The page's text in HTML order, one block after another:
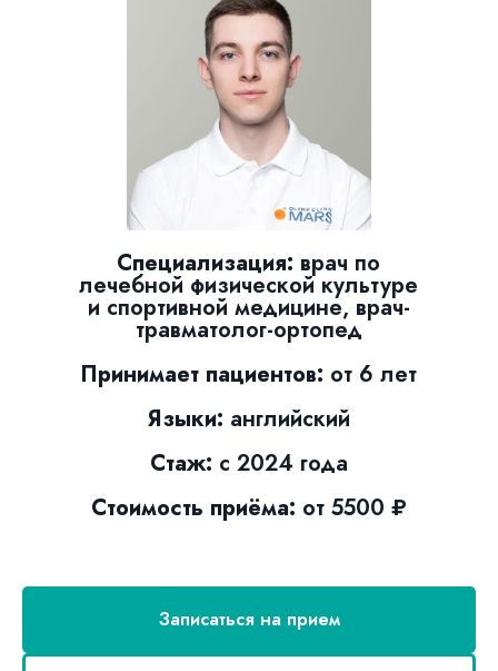
Специализация: врач по
лечебной физической культуре
и спортивной медицине, врач-
травматолог-ортопед
Принимает пациентов: от 6 лет
Языки: английский
Стаж: с 2024 года
Стоимость приёма: от 5500 ₽
Записаться на прием